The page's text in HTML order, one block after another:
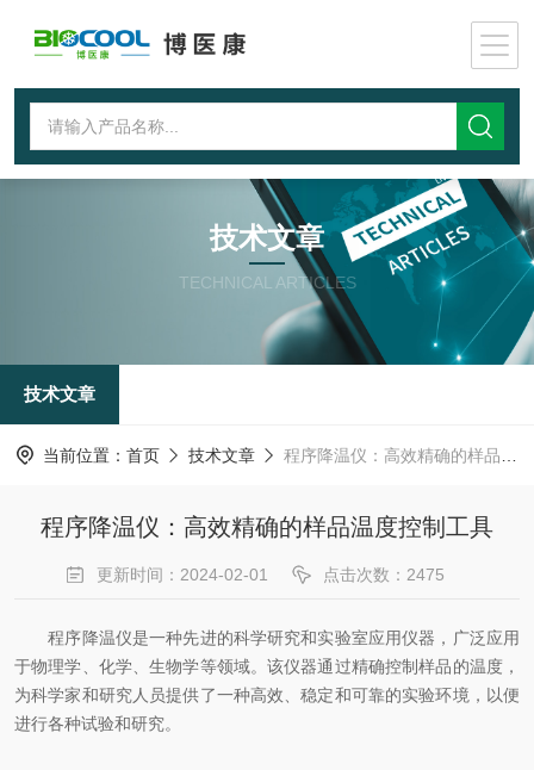
技术文章
TECHNICAL ARTICLES
技术文章
当前位置： 首页 技术文章 程序降温仪：高效精确的样品温度控制工具
程序降温仪：高效精确的样品温度控制工具
更新时间：2024-02-01 点击次数：2475
程序降温仪是一种先进的科学研究和实验室应用仪器，广泛应用
于物理学、化学、生物学等领域。该仪器通过精确控制样品的温度，
为科学家和研究人员提供了一种高效、稳定和可靠的实验环境，以便
进行各种试验和研究。